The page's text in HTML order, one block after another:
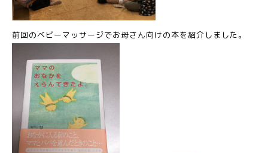
前回のベビーマッサージでお母さん向けの本を紹介しました。